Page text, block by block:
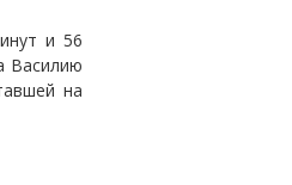
и 56
Василию
на